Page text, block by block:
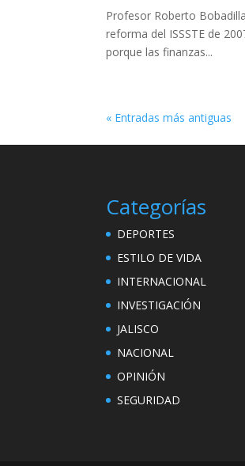
Profesor Roberto
reforma del ISSSTE de
porque las finanzas...
« Entradas más antiguas
Categorías
DEPORTES
ESTILO DE VIDA
INTERNACIONAL
INVESTIGACIÓN
JALISCO
NACIONAL
OPINIÓN
SEGURIDAD